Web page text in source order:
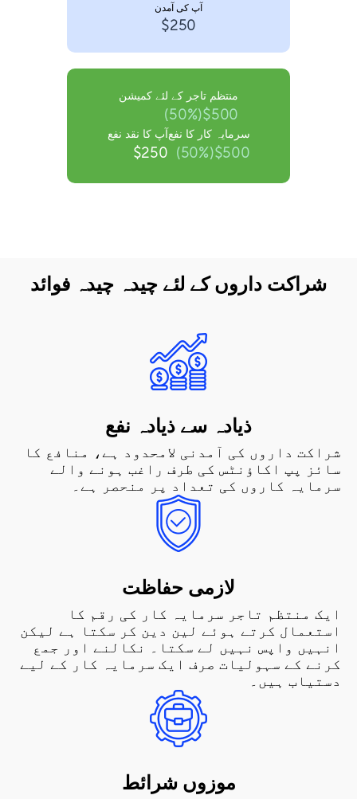
آپ کی آمدن
$250
منتظم تاجر کے لئے کمیشن
$500(50%)
سرمایہ کار کا نفع
$500(50%)
آپ کا نقد نفع
$250
شراکت داروں کے لئے چیدہ چیدہ فوائد
ذیادہ سے ذیادہ نفع
شراکت داروں کی آمدنی لامحدود ہے، منافع کا
سائز پپ اکاؤنٹس کی طرف راغب ہونے والے
سرمایہ کاروں کی تعداد پر منحصر ہے۔
لازمی حفاظت
ایک منتظم تاجر سرمایہ کار کی رقم کا
استعمال کرتے ہوئے لین دین کر سکتا ہے لیکن
انہیں واپس نہیں لے سکتا۔ نکالنے اور جمع
کرنے کے سہولیات صرف ایک سرمایہ کار کے لیے
دستیاب ہیں۔
موزوں شرائط